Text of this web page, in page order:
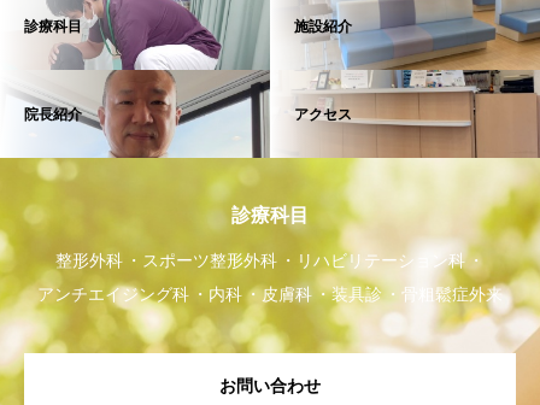
診療科目 施設紹介
院長紹介 アクセス
診療科目
整形外科 スポーツ整形外科
リハビリテーション科
アンチエイジング科
内科 皮膚科 装具診 骨粗鬆症外来
お問い合わせ